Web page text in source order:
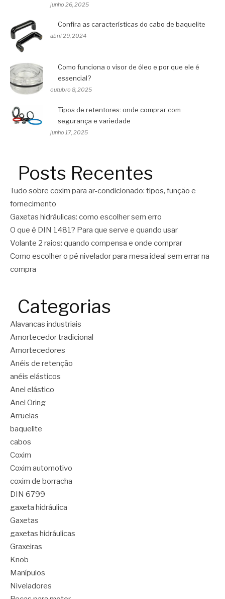
junho 26, 2025
Confira as características do cabo de baquelite
abril 29, 2024
Como funciona o visor de óleo e por que ele é
essencial?
outubro 8, 2025
Tipos de retentores: onde comprar com
segurança e variedade
junho 17, 2025
Posts Recentes
Tudo sobre coxim para ar-condicionado: tipos, função e
fornecimento
Gaxetas hidráulicas: como escolher sem erro
O que é DIN 1481? Para que serve e quando usar
Volante 2 raios: quando compensa e onde comprar
Como escolher o pé nivelador para mesa ideal sem errar na
compra
Categorias
Alavancas industriais
Amortecedor tradicional
Amortecedores
Anéis de retenção
anéis elásticos
Anel elástico
Anel Oring
Arruelas
baquelite
cabos
Coxim
Coxim automotivo
coxim de borracha
DIN 6799
gaxeta hidráulica
Gaxetas
gaxetas hidráulicas
Graxeiras
Knob
Manípulos
Niveladores